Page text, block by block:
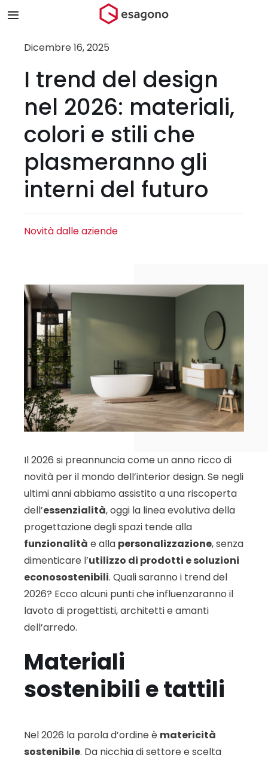
contenuto
Toggle
Navigation
Chi siamo
Store
Blog
Contatti
Dicembre 16, 2025
I trend del design
nel 2026: materiali,
colori e stili che
plasmeranno gli
interni del futuro
Novità dalle aziende
Il 2026 si preannuncia come un anno ricco di
novità per il mondo dell’interior design. Se negli
ultimi anni abbiamo assistito a una riscoperta
dell’essenzialità, oggi la linea evolutiva della
progettazione degli spazi tende alla
funzionalità e alla personalizzazione, senza
dimenticare l’utilizzo di prodotti e soluzioni
econosostenibili. Quali saranno i trend del
2026? Ecco alcuni punti che influenzaranno il
lavoto di progettisti, architetti e amanti
dell’arredo.
Materiali
sostenibili e tattili
Nel 2026 la parola d’ordine è matericità
sostenibile. Da nicchia di settore e scelta